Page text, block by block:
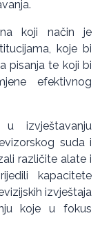
koji način je
koje bi
pisanja te koji bi
efektivnog
izvještavanju
suda i
različite alate i
kapacitete
izvještaja
koje u fokus